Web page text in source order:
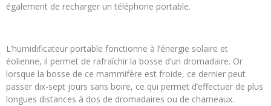
également de recharger un téléphone portable.
L’humidificateur portable fonctionne à l’énergie solaire et
éolienne, il permet de rafraîchir la bosse d’un dromadaire. Or
lorsque la bosse de ce mammifère est froide, ce dernier peut
passer dix-sept jours sans boire, ce qui permet d’effectuer de plus
longues distances à dos de dromadaires ou de chameaux.